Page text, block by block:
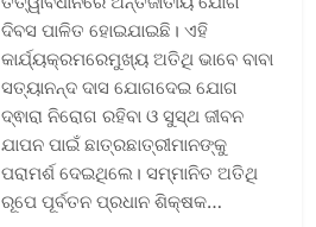
ଦିବସ ପାଳିତ ହୋଇଯାଇଛି। ଏହି
କାର୍ଯ୍ୟକ୍ରମରେମୁଖ୍ୟ ଅତିଥି ଭାବେ ବାବା
ସତ୍ୟାନନ୍ଦ ଦାସ ଯୋଗଦେଇ ଯୋଗ
ଦ୍ଵାରା ନିରୋଗ ରହିବା ଓ ସୁସ୍ଥ ଜୀବନ
ଯାପନ ପାଇଁ ଛାତ୍ରଛାତ୍ରୀମାନଙ୍କୁ
ପରାମର୍ଶ ଦେଇଥିଲେ। ସମ୍ମାନିତ ଅତିଥି
ରୂପେ ପୂର୍ବତନ ପ୍ରଧାନ ଶିକ୍ଷକ…